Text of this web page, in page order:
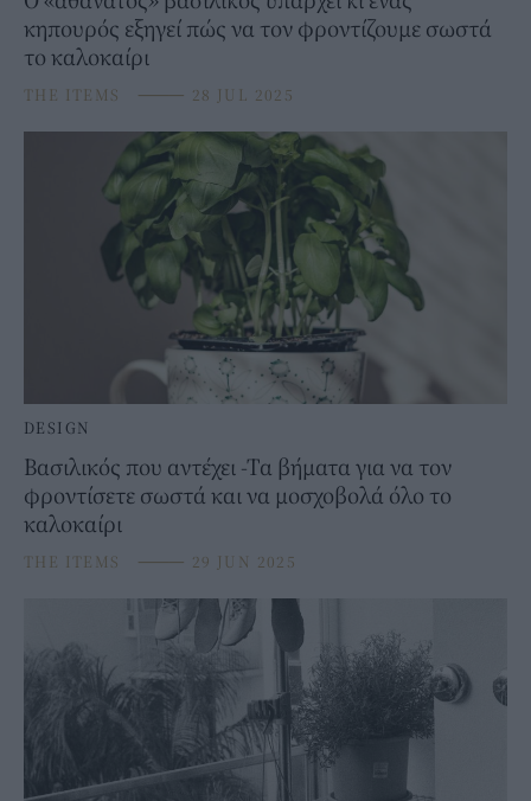
κηπουρός εξηγεί πώς να τον φροντίζουμε σωστά
το καλοκαίρι
THE ITEMS ⸻ 28 JUL 2025
DESIGN
Βασιλικός που αντέχει -Τα βήματα για να τον
φροντίσετε σωστά και να μοσχοβολά όλο το
καλοκαίρι
THE ITEMS ⸻ 29 JUN 2025